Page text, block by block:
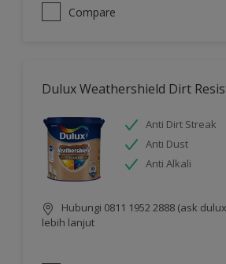
Compare
Dulux Weathershield Dirt
Anti Dirt Streak
Anti Dust
Anti Alkali
Hubungi 0811 1952 2888 (ask
lebih lanjut